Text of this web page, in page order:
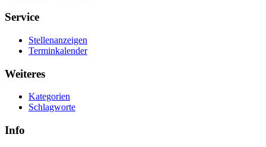
Service
Stellenanzeigen
Terminkalender
Weiteres
Kategorien
Schlagworte
Info